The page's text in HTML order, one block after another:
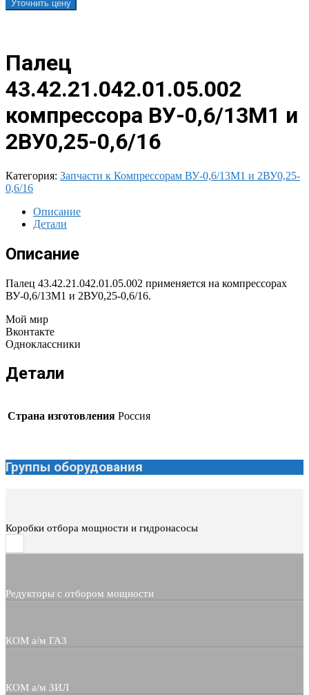
Уточнить цену
Палец
43.42.21.042.01.05.002
компрессора ВУ-0,6/13М1 и
2ВУ0,25-0,6/16
Категория: Запчасти к Компрессорам ВУ-0,6/13М1 и 2ВУ0,25-
0,6/16
Описание
Детали
Описание
Палец 43.42.21.042.01.05.002 применяется на компрессорах
ВУ-0,6/13М1 и 2ВУ0,25-0,6/16.
Мой мир
Вконтакте
Одноклассники
Детали
Страна изготовления Россия
Группы оборудования
Коробки отбора мощности и гидронасосы
Редукторы с отбором мощности
КОМ а/м ГАЗ
КОМ а/м ЗИЛ